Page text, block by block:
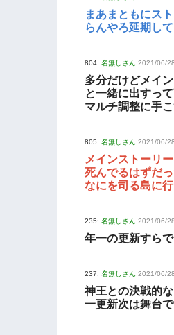
まあまともにス
らんやろ延期し
804: 名無しさん 2021/06/
多分だけどメイ
と一緒に出すっ
マルチ調整に手
805: 名無しさん 2021/06/
メインストーリ
死んでるはずだ
なにを司る島に
235: 名無しさん 2021/06/
年一の更新すら
237: 名無しさん 2021/06/
神王との決戦的
一更新次は舞台